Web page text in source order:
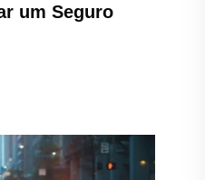
um Seguro